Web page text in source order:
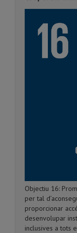
Objectiu 16:
per tal
proporcionar
desenvolupar
inclusives a tots